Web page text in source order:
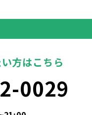
方はこちら
0029